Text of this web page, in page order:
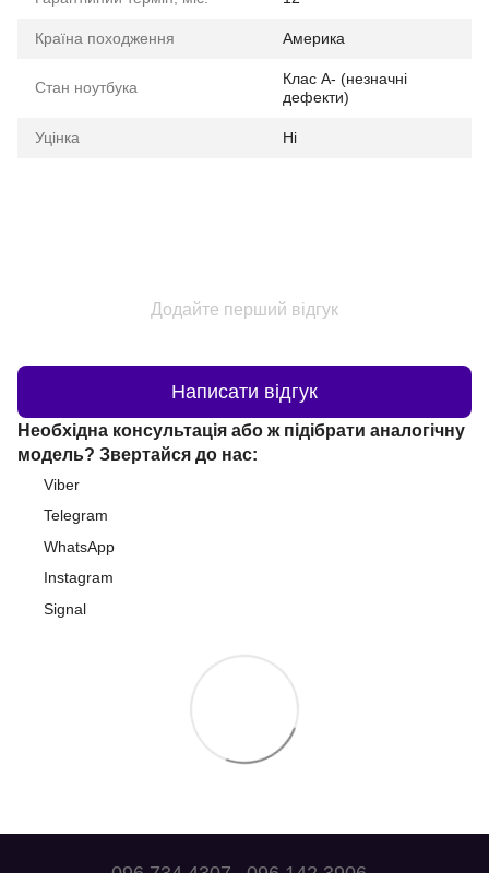
Країна походження Америка
Стан ноутбука
Клас A- (незначні
дефекти)
Уцінка Ні
Додайте перший відгук
Написати відгук
Необхідна консультація або ж підібрати аналогічну
модель? Звертайся до нас:
Viber
Telegram
WhatsApp
Instagram
Signal